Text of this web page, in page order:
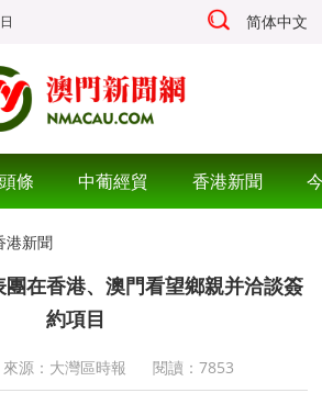
简体中文
條 中葡經貿 香港新聞
港新聞
在香港、澳門看望鄉親并洽談簽
約項目
來源：大灣區時報 閱讀： 7853